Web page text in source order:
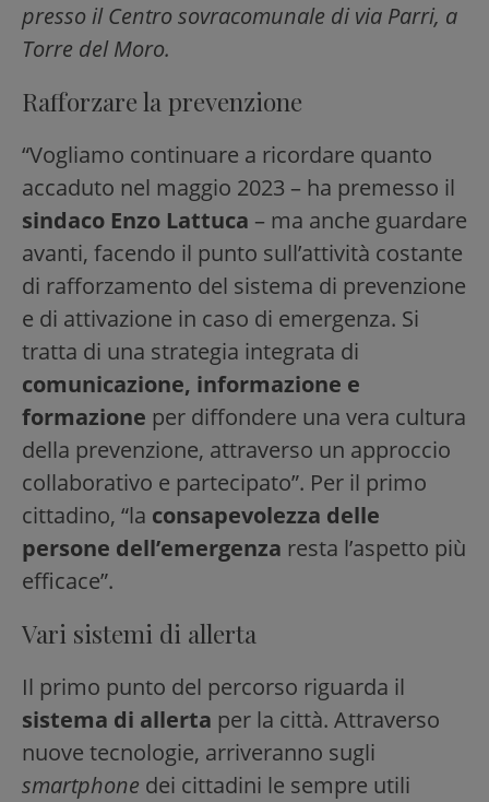
presso il Centro sovracomunale di via Parri, a
Torre del Moro.
Rafforzare la prevenzione
“Vogliamo continuare a ricordare quanto
accaduto nel maggio 2023 – ha premesso il
sindaco Enzo Lattuca – ma anche guardare
avanti, facendo il punto sull’attività costante
di rafforzamento del sistema di prevenzione
e di attivazione in caso di emergenza. Si
tratta di una strategia integrata di
comunicazione, informazione e
formazione per diffondere una vera cultura
della prevenzione, attraverso un approccio
collaborativo e partecipato”. Per il primo
cittadino, “la consapevolezza delle
persone dell’emergenza resta l’aspetto più
efficace”.
Vari sistemi di allerta
Il primo punto del percorso riguarda il
sistema di allerta per la città. Attraverso
nuove tecnologie, arriveranno sugli
smartphone dei cittadini le sempre utili